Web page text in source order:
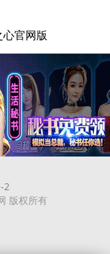
官网版
2
版权所有